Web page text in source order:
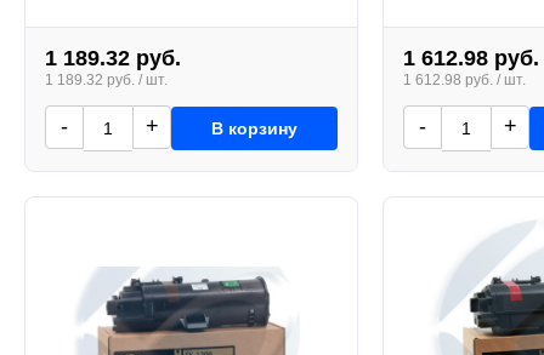
1 189.32 руб.
1 189.32 руб. / шт.
- + В корзину
1 612.98 руб.
1 612.98 руб. / шт.
- +